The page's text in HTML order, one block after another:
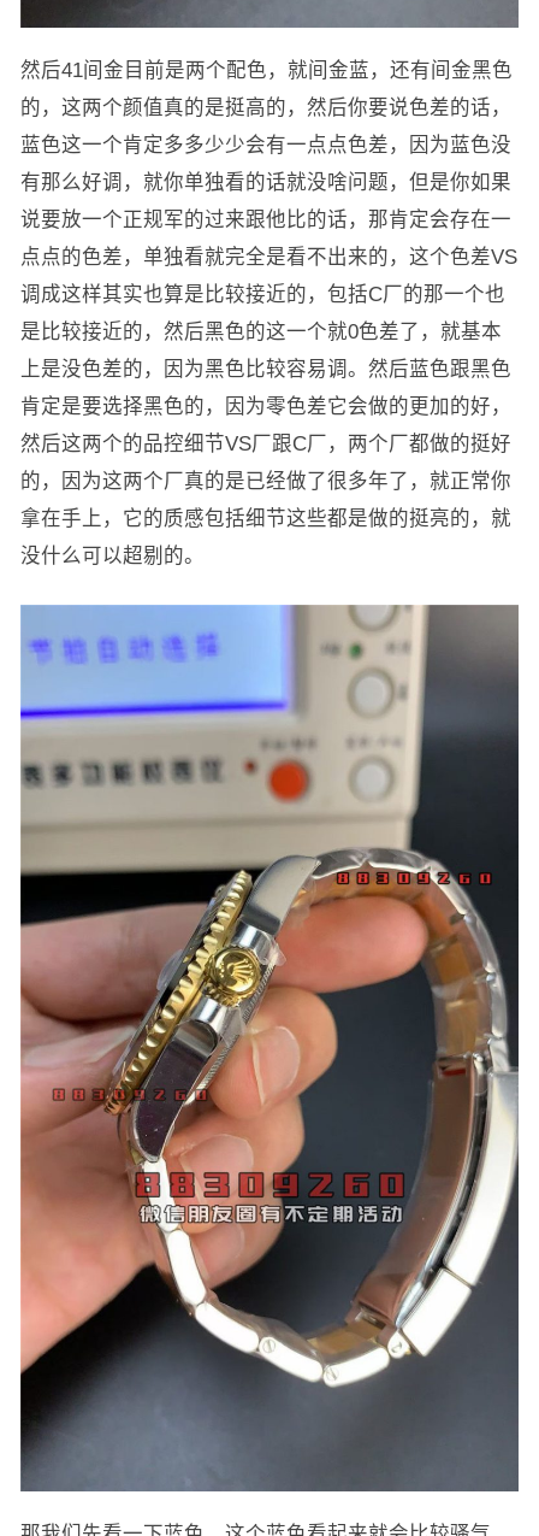
然后41间金目前是两个配色，就间金蓝，还有间金黑色
的，这两个颜值真的是挺高的，然后你要说色差的话，
蓝色这一个肯定多多少少会有一点点色差，因为蓝色没
有那么好调，就你单独看的话就没啥问题，但是你如果
说要放一个正规军的过来跟他比的话，那肯定会存在一
点点的色差，单独看就完全是看不出来的，这个色差VS
调成这样其实也算是比较接近的，包括C厂的那一个也
是比较接近的，然后黑色的这一个就0色差了，就基本
上是没色差的，因为黑色比较容易调。然后蓝色跟黑色
肯定是要选择黑色的，因为零色差它会做的更加的好，
然后这两个的品控细节VS厂跟C厂，两个厂都做的挺好
的，因为这两个厂真的是已经做了很多年了，就正常你
拿在手上，它的质感包括细节这些都是做的挺亮的，就
没什么可以超剔的。